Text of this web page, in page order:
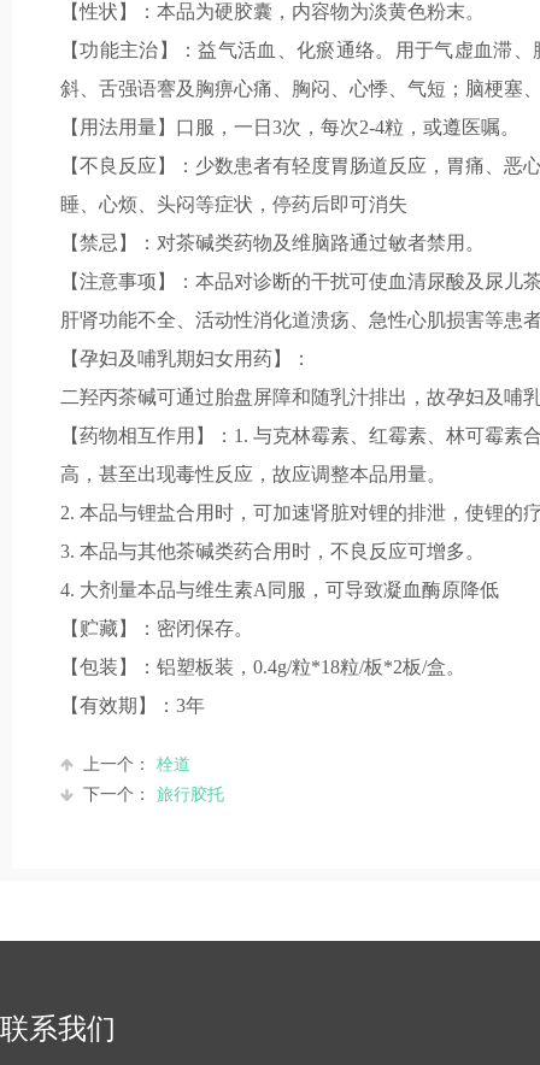
【性状】：本品为硬胶囊，内容物为淡黄色粉末。
【功能主治】：益气活血、化瘀通络。用于气虚血滞
斜、舌强语謇及胸痹心痛、胸闷、心悸、气短；脑梗塞
【用法用量】口服，一日3次，每次2-4粒，或遵医嘱。
【不良反应】：少数患者有轻度胃肠道反应，胃痛、
睡、心烦、头闷等症状，停药后即可消失
【禁忌】：对茶碱类药物及维脑路通过敏者禁用。
【注意事项】：本品对诊断的干扰可使血清尿酸及尿
肝肾功能不全、活动性消化道溃疡、急性心肌损害等患
【孕妇及哺乳期妇女用药】：
二羟丙茶碱可通过胎盘屏障和随乳汁排出，故孕妇及哺
【药物相互作用】：1. 与克林霉素、红霉素、林可霉
高，甚至出现毒性反应，故应调整本品用量。
2. 本品与锂盐合用时，可加速肾脏对锂的排泄，使锂的
3. 本品与其他茶碱类药合用时，不良反应可增多。
4. 大剂量本品与维生素A同服，可导致凝血酶原降低
【贮藏】：密闭保存。
【包装】：铝塑板装，0.4g/粒*18粒/板*2板/盒。
【有效期】：3年
上一个：
栓道
下一个：
旅行胶托
联系我们